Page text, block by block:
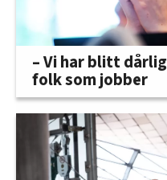
– Vi har blitt
folk som jobber